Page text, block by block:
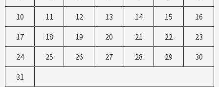
10 11 12 13 14 15 16
17 18 19 20 21 22 23
24 25 26 27 28 29 30
31